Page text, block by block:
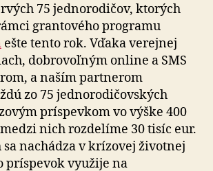
75 jednorodičov, ktorých
grantového programu
ešte tento rok. Vďaka verejnej
dobrovoľným online a SMS
a naším partnerom
zo 75 jednorodičovských
príspevkom vo výške 400
nich rozdelíme 30 tisíc eur.
sa nachádza v krízovej životnej
príspevok využije na